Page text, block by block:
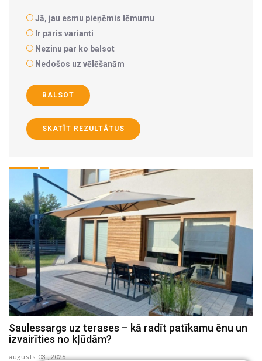
Jā, jau esmu pieņēmis lēmumu
Ir pāris varianti
Nezinu par ko balsot
Nedošos uz vēlēšanām
BALSOT
SKATĪT REZULTĀTUS
Saulessargs uz terases – kā radīt patīkamu ēnu un
izvairīties no kļūdām?
augusts 03 , 2026